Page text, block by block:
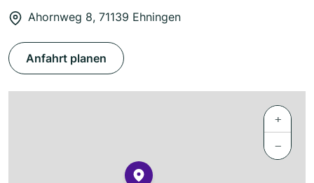
Ahornweg 8, 71139 Ehningen
Anfahrt planen
+
−